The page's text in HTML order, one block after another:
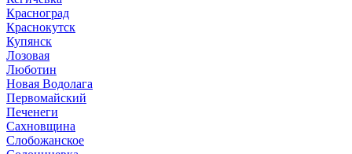
Красноград
Краснокутск
Купянск
Лозовая
Люботин
Новая Водолага
Первомайский
Печенеги
Сахновщина
Слобожанское